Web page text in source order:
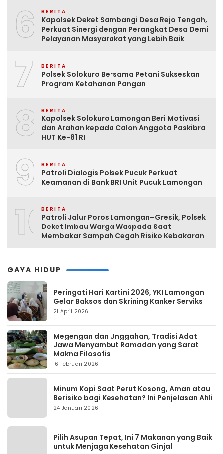
6 BERITA
Kapolsek Deket Sambangi Desa Rejo Tengah,
Perkuat Sinergi dengan Perangkat Desa Demi
Pelayanan Masyarakat yang Lebih Baik
7 BERITA
Polsek Solokuro Bersama Petani Sukseskan
Program Ketahanan Pangan
8 BERITA
Kapolsek Solokuro Lamongan Beri Motivasi
dan Arahan kepada Calon Anggota Paskibra
HUT Ke-81 RI
9 BERITA
Patroli Dialogis Polsek Pucuk Perkuat
Keamanan di Bank BRI Unit Pucuk Lamongan
10BERITA
Patroli Jalur Poros Lamongan–Gresik, Polsek
Deket Imbau Warga Waspada Saat
Membakar Sampah Cegah Risiko Kebakaran
GAYA HIDUP
Peringati Hari Kartini 2026, YKI Lamongan
Gelar Baksos dan Skrining Kanker Serviks
21 April 2026
Megengan dan Unggahan, Tradisi Adat
Jawa Menyambut Ramadan yang Sarat
Makna Filosofis
16 Februari 2026
Minum Kopi Saat Perut Kosong, Aman atau
Berisiko bagi Kesehatan? Ini Penjelasan Ahli
24 Januari 2026
Pilih Asupan Tepat, Ini 7 Makanan yang Baik
untuk Menjaga Kesehatan Ginjal